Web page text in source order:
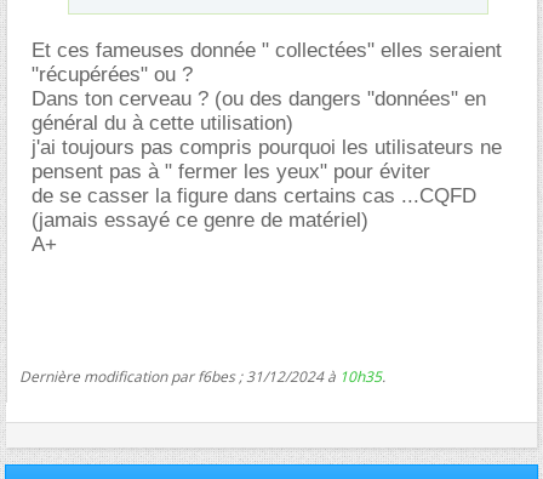
Et ces fameuses donnée " collectées" elles seraient
"récupérées" ou ?
Dans ton cerveau ? (ou des dangers "données" en
général du à cette utilisation)
j'ai toujours pas compris pourquoi les utilisateurs ne
pensent pas à " fermer les yeux" pour éviter
de se casser la figure dans certains cas ...CQFD
(jamais essayé ce genre de matériel)
A+
Dernière modification par f6bes ; 31/12/2024 à 10h35.